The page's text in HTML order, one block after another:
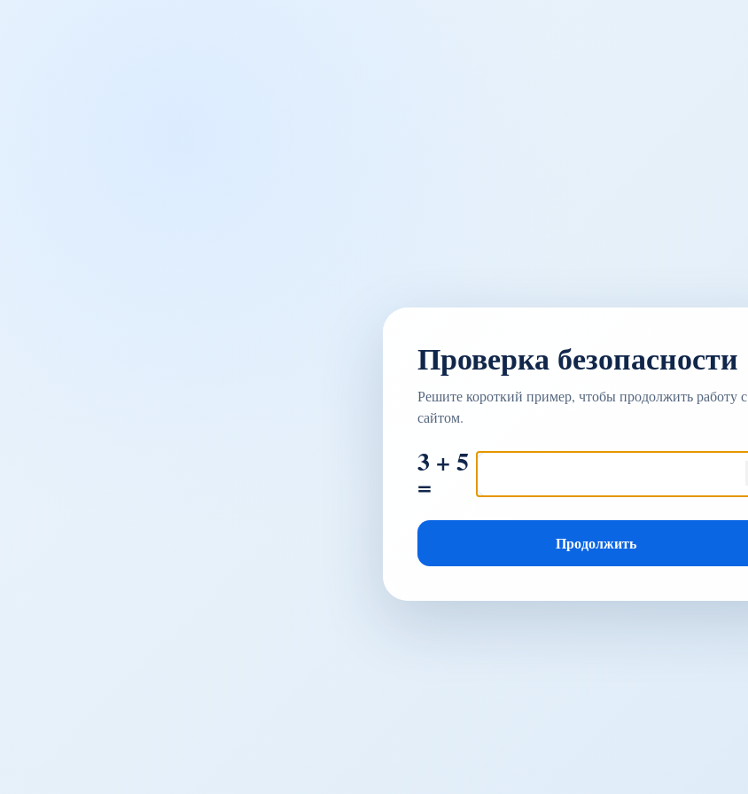
Проверка безопасности
Решите короткий пример, чтобы продолжить работу с
сайтом.
3 + 5
=
Продолжить